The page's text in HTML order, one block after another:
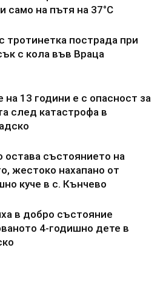
само на пътя на 37°C
тротинетка пострада при
с кола във Враца
на 13 години е с опасност за
след катастрофа в
остава състоянието на
жестоко нахапано от
куче в с. Кънчево
в добро състояние
4-годишно дете в